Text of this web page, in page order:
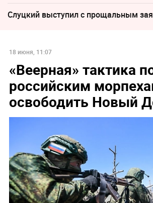
Слуцкий выступил с прощальным
18 июня, 11:07
«Веерная» тактика
российским
освободить Новый